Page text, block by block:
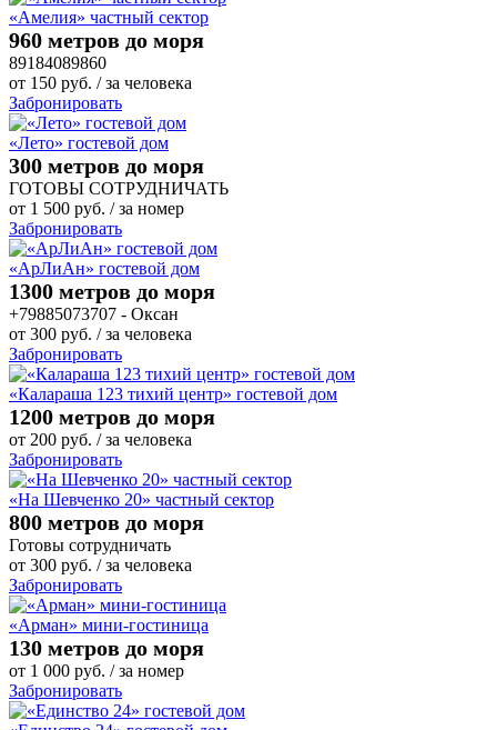
«Амелия» частный сектор
960 метров до моря
89184089860
от 150 руб. / за человека
Забронировать
«Лето» гостевой дом
300 метров до моря
ГОТОВЫ СОТРУДНИЧАТЬ
от 1 500 руб. / за номер
Забронировать
«АрЛиАн» гостевой дом
1300 метров до моря
+79885073707 - Оксан
от 300 руб. / за человека
Забронировать
«Калараша 123 тихий центр» гостевой дом
1200 метров до моря
от 200 руб. / за человека
Забронировать
«На Шевченко 20» частный сектор
800 метров до моря
Готовы сотрудничать
от 300 руб. / за человека
Забронировать
«Арман» мини-гостиница
130 метров до моря
от 1 000 руб. / за номер
Забронировать